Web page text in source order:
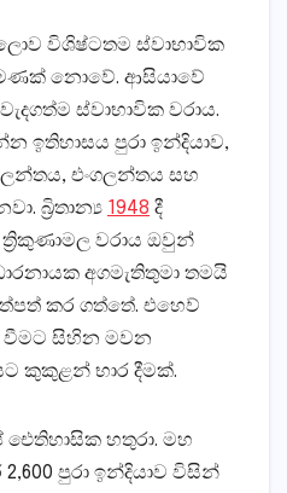
විශිෂ්ටතම ස්‌වාභාවික
නොවේ. ආසියාවේ
ස්‌වාභාවික වරාය.
ඉතිහාසය පුරා ඉන්දියාව,
එංගලන්තය සහ
බ්‍රිතාන්‍ය 1948 දී
වරාය ඔවුන්
අගමැතිතුමා තමයි
කර ගත්තේ. එහෙව්
වීමට සිහින මවන
කුකුළන් භාර දීමක්‌.
ඓතිහාසික හතුරා. මහ
පුරා ඉන්දියාව විසින්